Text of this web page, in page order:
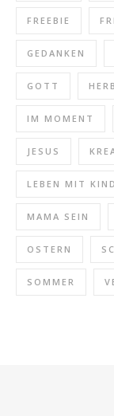
FREEBIE
GEDANKEN
GOTT
IM MOMENT
JESUS
LEBEN MIT
MAMA SEIN
OSTERN
SOMMER